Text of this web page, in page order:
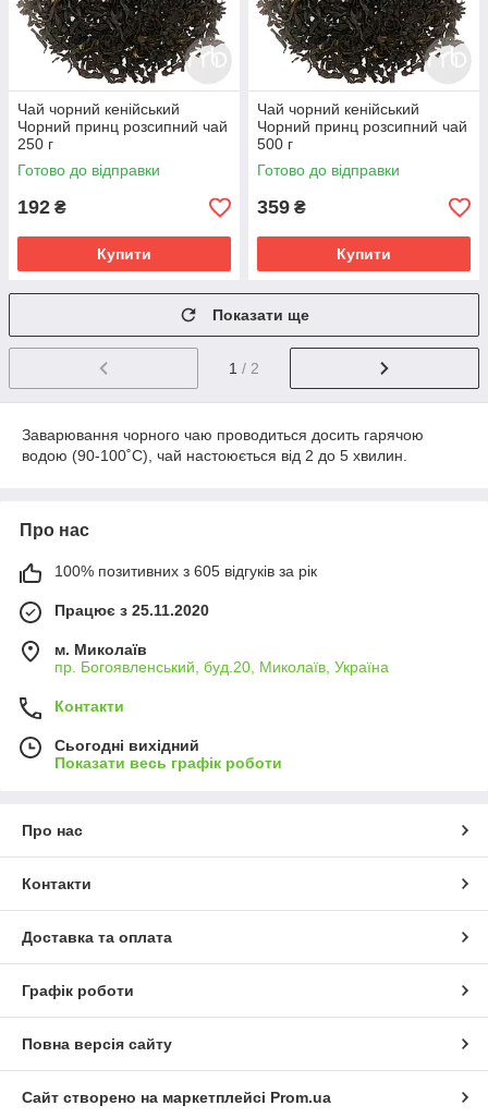
Чай чорний кенійський
Чорний принц розсипний чай
250 г
Готово до відправки
192 ₴
Купити
Чай чорний кенійський
Чорний принц розсипний чай
500 г
Готово до відправки
359 ₴
Купити
Показати ще
1 / 2
Заварювання чорного чаю проводиться досить гарячою
водою (90-100˚С), чай настоюється від 2 до 5 хвилин.
Про нас
100% позитивних з 605 відгуків за рік
Працює з 25.11.2020
м. Миколаїв
пр. Богоявленський, буд.20, Миколаїв, Україна
Контакти
Сьогодні вихідний
Показати весь графік роботи
Про нас
Контакти
Доставка та оплата
Графік роботи
Повна версія сайту
Сайт створено на маркетплейсі Prom.ua